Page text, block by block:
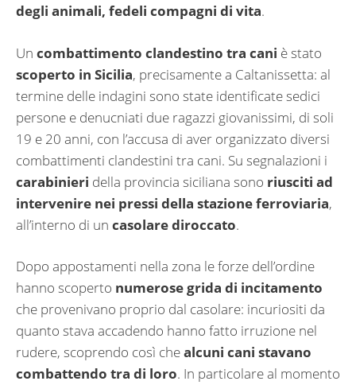
degli animali, fedeli compagni di vita.
Un combattimento clandestino tra cani è stato
scoperto in Sicilia, precisamente a Caltanissetta: al
termine delle indagini sono state identificate sedici
persone e denucniati due ragazzi giovanissimi, di soli
19 e 20 anni, con l’accusa di aver organizzato diversi
combattimenti clandestini tra cani. Su segnalazioni i
carabinieri della provincia siciliana sono riusciti ad
intervenire nei pressi della stazione ferroviaria,
all’interno di un casolare diroccato.
Dopo appostamenti nella zona le forze dell’ordine
hanno scoperto numerose grida di incitamento
che provenivano proprio dal casolare: incuriositi da
quanto stava accadendo hanno fatto irruzione nel
rudere, scoprendo così chealcuni cani stavano
combattendo tra di loro. In particolare al momento